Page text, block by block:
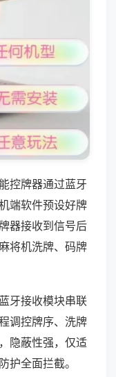
控牌器通过蓝牙
端软件预设好牌
器接收到信号后
将机洗牌、码牌
牙接收模块串联
调控牌序、洗牌
隐蔽性强，仅适
护全面拦截。